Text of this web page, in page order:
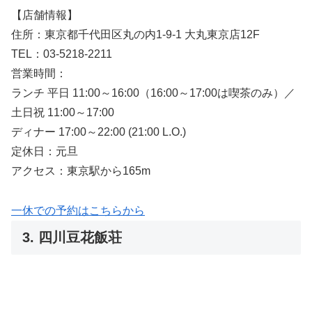
【店舗情報】
住所：東京都千代田区丸の内1-9-1 大丸東京店12F
TEL：03-5218-2211
営業時間：
ランチ 平日 11:00～16:00（16:00～17:00は喫茶のみ）／
土日祝 11:00～17:00
ディナー 17:00～22:00 (21:00 L.O.)
定休日：元旦
アクセス：東京駅から165m
一休での予約はこちらから
3. 四川豆花飯荘